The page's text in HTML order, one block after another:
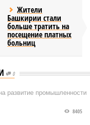
Жители
Башкирии стали
больше тратить на
посещение платных
больниц
0
развитие промышленности
8405